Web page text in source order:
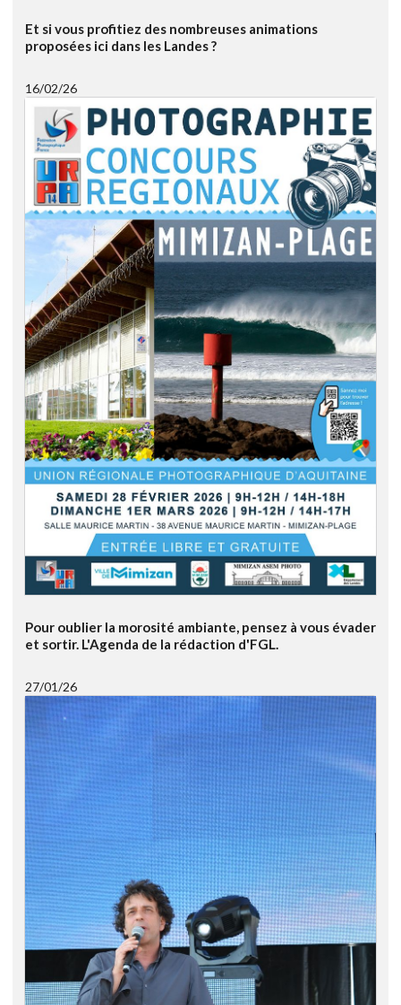
Et si vous profitiez des nombreuses animations
proposées ici dans les Landes ?
16/02/26
Pour oublier la morosité ambiante, pensez à vous évader
et sortir. L'Agenda de la rédaction d'FGL.
27/01/26